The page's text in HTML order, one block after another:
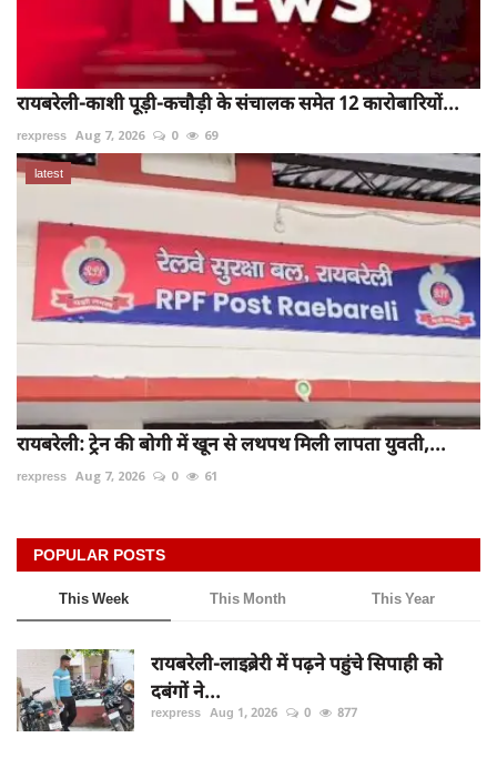
रायबरेली-काशी पूड़ी-कचौड़ी के संचालक समेत 12 कारोबारियों...
rexpress Aug 7, 2026 0 69
latest
रायबरेली: ट्रेन की बोगी में खून से लथपथ मिली लापता युवती,...
rexpress Aug 7, 2026 0 61
POPULAR POSTS
This Week This Month This Year
रायबरेली-लाइब्रेरी में पढ़ने पहुंचे सिपाही को
दबंगों ने...
rexpress Aug 1, 2026 0 877